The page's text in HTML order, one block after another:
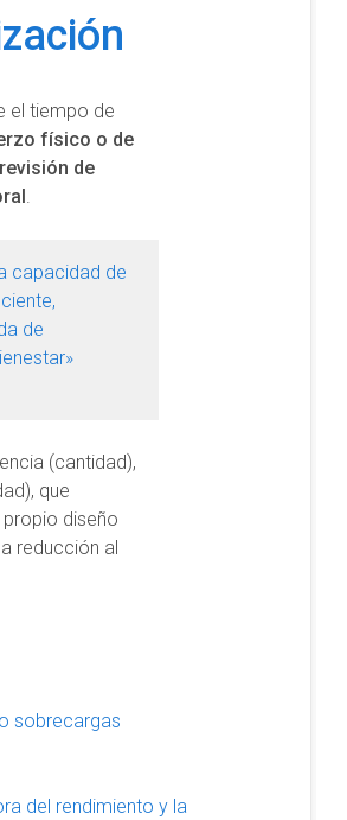
el tiempo de
físico o de
de
.
capacidad de
de
(cantidad),
que
diseño
reducción al
sobrecargas
del rendimiento y la